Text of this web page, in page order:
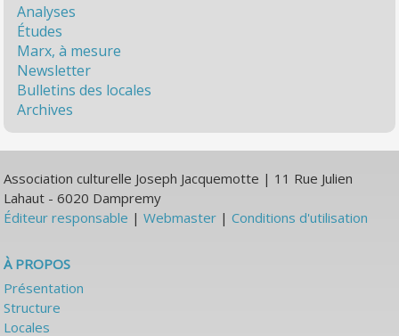
Analyses
Études
Marx, à mesure
Newsletter
Bulletins des locales
Archives
Association culturelle Joseph Jacquemotte | 11 Rue Julien
Lahaut - 6020 Dampremy
Éditeur responsable |Webmaster |Conditions d'utilisation
À PROPOS
Présentation
Structure
Locales